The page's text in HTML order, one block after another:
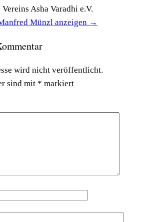
Asha Varadhi e.V.
Münzl anzeigen →
wird nicht veröffentlicht.
sind mit * markiert